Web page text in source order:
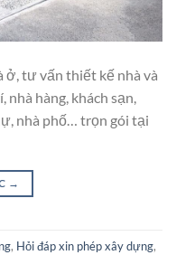
ở, tư vấn thiết kế nhà và
hàng, khách sạn,
nhà phố… trọn gói tại
→
, Hỏi đáp xin phép xây dựng,